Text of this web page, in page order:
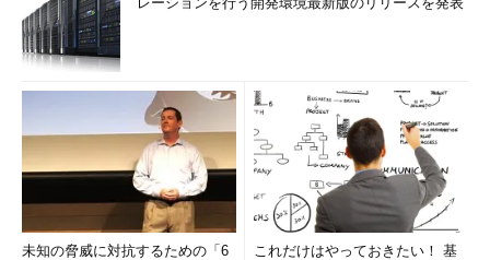
未知の脅威に対抗するための「6
これだけはやっておきたい！ 基